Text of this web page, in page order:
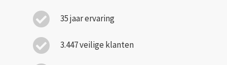
35 jaar ervaring
3.447 veilige klanten